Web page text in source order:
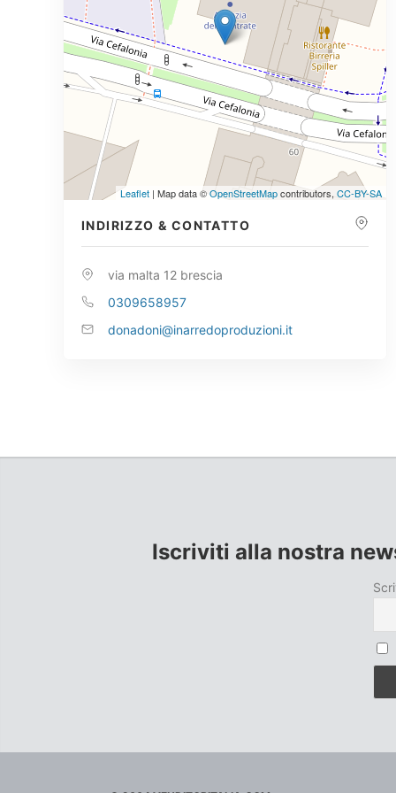
Leaflet| Map data ©OpenStreetMapcontributors, CC-BY-SA
INDIRIZZO & CONTATTO
via malta 12 brescia
0309658957
donadoni@inarredoproduzioni.it
Iscriviti alla nostra